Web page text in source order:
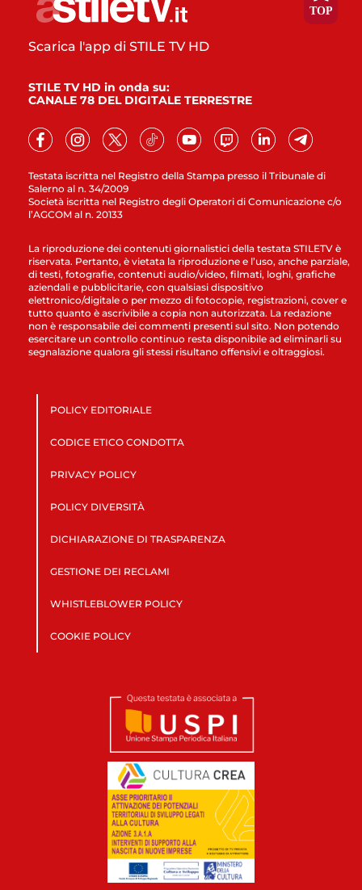
Testata iscritta nel Registro della Stampa presso il Tribunale di
Salerno al n. 34/2009
Società iscritta nel Registro degli Operatori di Comunicazione c/o
l’AGCOM al n. 20133
Scarica l'app di STILE TV HD
STILE TV HD in onda su:
CANALE 78 DEL DIGITALE TERRESTRE
La riproduzione dei contenuti giornalistici della testata STILETV è
riservata. Pertanto, è vietata la riproduzione e l’uso, anche parziale,
di testi, fotografie, contenuti audio/video, filmati, loghi, grafiche
aziendali e pubblicitarie, con qualsiasi dispositivo
elettronico/digitale o per mezzo di fotocopie, registrazioni, cover e
tutto quanto è ascrivibile a copia non autorizzata. La redazione
non è responsabile dei commenti presenti sul sito. Non potendo
esercitare un controllo continuo resta disponibile ad eliminarli su
segnalazione qualora gli stessi risultano offensivi e oltraggiosi.
POLICY EDITORIALE
CODICE ETICO CONDOTTA
PRIVACY POLICY
POLICY DIVERSITÀ
DICHIARAZIONE DI TRASPARENZA
GESTIONE DEI RECLAMI
WHISTLEBLOWER POLICY
COOKIE POLICY